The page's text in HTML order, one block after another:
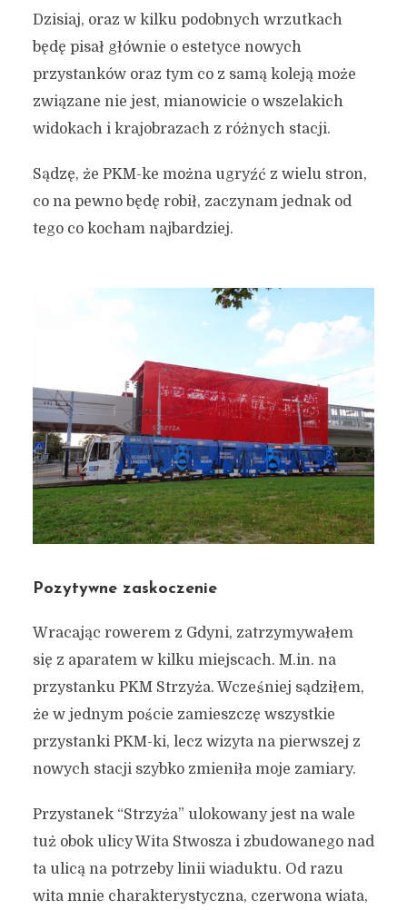
Dzisiaj, oraz w kilku podobnych wrzutkach
będę pisał głównie o estetyce nowych
przystanków oraz tym co z samą koleją może
związane nie jest, mianowicie o wszelakich
widokach i krajobrazach z różnych stacji.
Sądzę, że PKM-ke można ugryźć z wielu stron,
co na pewno będę robił, zaczynam jednak od
tego co kocham najbardziej.
Pozytywne zaskoczenie
Wracając rowerem z Gdyni, zatrzymywałem
się z aparatem w kilku miejscach. M.in. na
przystanku PKM Strzyża. Wcześniej sądziłem,
że w jednym poście zamieszczę wszystkie
przystanki PKM-ki, lecz wizyta na pierwszej z
nowych stacji szybko zmieniła moje zamiary.
Przystanek “Strzyża” ulokowany jest na wale
tuż obok ulicy Wita Stwosza i zbudowanego nad
ta ulicą na potrzeby linii wiaduktu. Od razu
wita mnie charakterystyczna, czerwona wiata,